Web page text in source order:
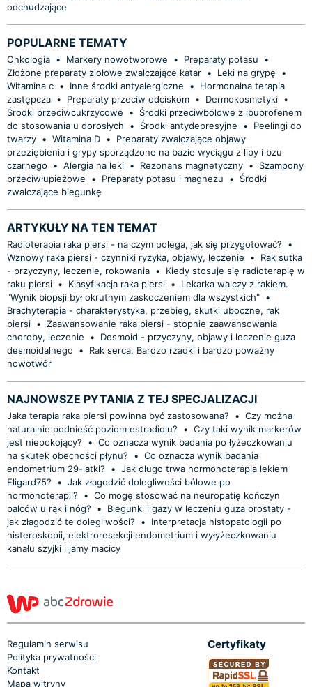
odchudzające
POPULARNE TEMATY
Onkologia • Markery nowotworowe • Preparaty potasu
•
Złożone preparaty ziołowe zwalczające katar • Leki na grypę
•
Witamina c • Inne środki antyalergiczne •
Hormonalna terapia
zastępcza • Preparaty przeciw odciskom • Dermokosmetyki •
Środki przeciwcukrzycowe
•
Środki przeciwbólowe z ibuprofenem
do stosowania u dorosłych
• Środki antydepresyjne •
Peelingi do
twarzy • Witamina D •
Preparaty zwalczające objawy
przeziębienia i grypy sporządzone na bazie wyciągu z lipy i bzu
czarnego
• Alergia na leki • Rezonans magnetyczny •
Szampony
przeciwłupieżowe
• Preparaty potasu i magnezu •
Środki
zwalczające biegunkę
ARTYKUŁY NA TEN TEMAT
Radioterapia raka piersi - na czym polega, jak się przygotować?
•
Wznowy raka piersi - czynniki ryzyka, objawy, leczenie
•
Rak sutka
- przyczyny, leczenie, rokowania •
Kiedy stosuje się radioterapię w
raku piersi • Klasyfikacja raka piersi •
Lekarka walczy z rakiem.
"Wynik biopsji był okrutnym zaskoczeniem dla wszystkich" •
Brachyterapia - charakterystyka, przebieg, skutki uboczne, rak
piersi • Zaawansowanie raka piersi - stopnie zaawansowania
choroby, leczenie
•
Desmoid - przyczyny, objawy i leczenie guza
desmoidalnego
•
Rak serca. Bardzo rzadki i bardzo poważny
nowotwór
NAJNOWSZE PYTANIA Z TEJ SPECJALIZACJI
Jaka terapia raka piersi powinna być zastosowana? • Czy można
naturalnie podnieść poziom estradiolu?
• Czy taki wynik markerów
jest niepokojący?
• Co oznacza wynik badania po łyżeczkowaniu
na skutek obecności płynu?
• Co oznacza wynik badania
endometrium 29-latki?
• Jak długo trwa hormonoterapia lekiem
Eligard75?
• Jak złagodzić dolegliwości bólowe po
hormonoterapii?
• Co mogę stosować na neuropatię kończyn
palców u rąk i nóg?
•
Biegunki i gazy w leczeniu guza prostaty -
jak złagodzić te dolegliwości?
•
Interpretacja histopatologii po
histeroskopii, elektroresekcji endometrium i wyłyżeczkowaniu
kanału szyjki i jamy macicy
Regulamin serwisu
Polityka prywatności
Kontakt
Mapa witryny
Certyfikaty